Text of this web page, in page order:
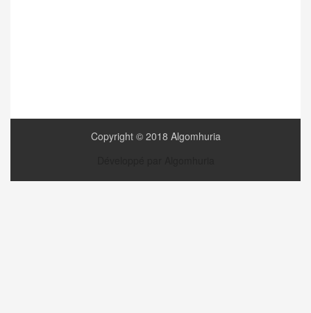
Copyright © 2018 Algomhuria